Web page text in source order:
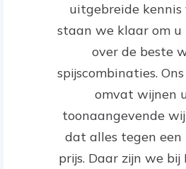
uitgebreide kennis
staan we klaar om u
over de beste
spijscombinaties.
omvat wijnen
toonaangevende
dat alles tegen
prijs. Daar zijn we bij